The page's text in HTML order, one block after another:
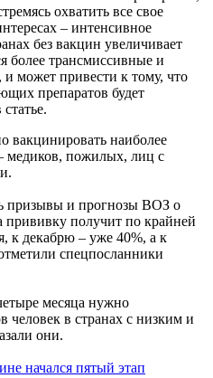
охватить все свое
– интенсивное
без вакцин увеличивает
более трансмиссивные и
может привести к тому, что
препаратов будет
вакцинировать наиболее
медиков, пожилых, лиц с
призывы и прогнозы ВОЗ о
прививку получит по крайней
к декабрю – уже 40%, а к
спецпосланники
месяца нужно
человек в странах с низким и
они.
начался пятый этап